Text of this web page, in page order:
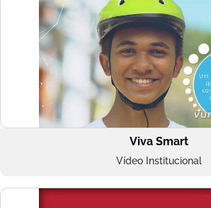
Viva Smart
Vídeo Institucional